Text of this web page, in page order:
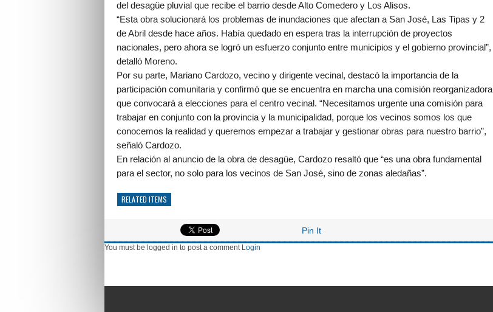
del desagüe pluvial que recibe el barrio desde Alto Comedero y Los Alisos.
“Esta obra solucionará los problemas de inundaciones que afectan a San José, Las Tipas y 2
de Abril desde hace años. Había quedado en espera tras la interrupción de proyectos
nacionales, pero ahora se logró un esfuerzo conjunto entre municipios y el gobierno provincial”,
detalló Moreno.
Por su parte, Mariano Cardozo, vecino y dirigente vecinal, destacó la importancia de la
participación comunitaria y confirmó que se encuentra en marcha una comisión reorganizadora
que convocará a elecciones para el centro vecinal. “Necesitamos urgente una comisión para
trabajar en conjunto con la provincia y la municipalidad, porque los vecinos somos los que
conocemos la realidad y queremos empezar a trabajar y gestionar obras para nuestro barrio”,
señaló Cardozo.
En relación al anuncio de la obra de desagüe, Cardozo resaltó que “es una obra fundamental
para el sector, no solo para los vecinos de San José, sino de zonas aledañas”.
RELATED ITEMS
Pin It
You must be logged in to post a comment Login